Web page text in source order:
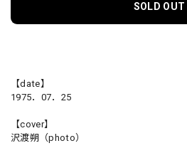
SOLD OUT
【date】
1975．07．25
【cover】
沢渡朔（photo）